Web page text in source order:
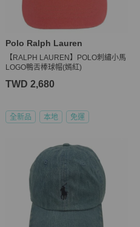
Polo Ralph Lauren
【RALPH LAUREN】POLO刺繡小馬
LOGO鴨舌棒球帽(嫣紅)
TWD 2,680
全新品 本地 免運